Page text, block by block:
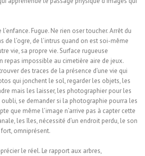
Fugue. Ne rien oser toucher. Arrêt du
de l’ogre, de l’intrus quand on est soi-même
vie, sa propre vie. Surface rugueuse
repas impossible au cimetière aire de jeux.
des traces de la présence d’une vie qui
qui jonchent le sol, regarder les objets, les
mais les laisser, les photographier pour les
se demander si la photographie pourra les
que même l’image n’arrive pas à capter cette
les îles, nécessité d’un endroit perdu, le son
omniprésent.
le réel. Le rapport aux arbres,